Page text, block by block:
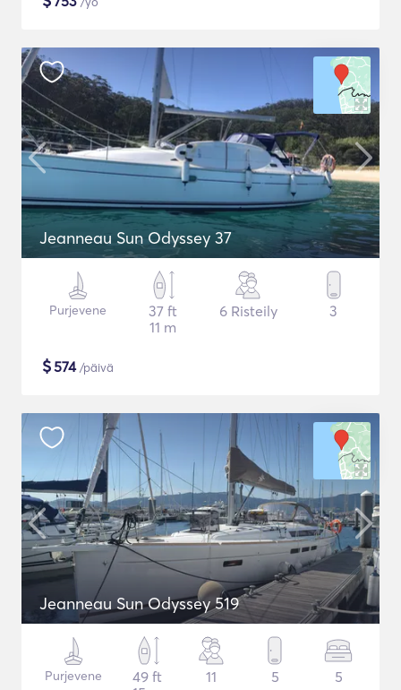
Jeanneau Sun Odyssey 37
Purjevene
37 ft
11 m
6 Risteily 3
$574/päivä
Jeanneau Sun Odyssey 519
Purjevene
49 ft
11 5 5